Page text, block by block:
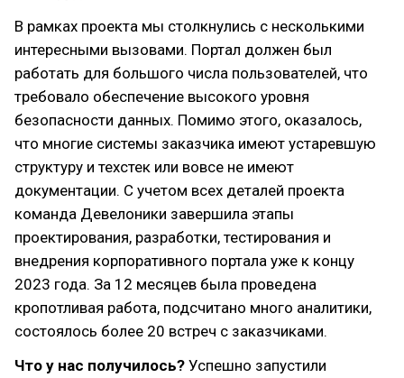
В рамках проекта мы столкнулись с несколькими
интересными вызовами. Портал должен был
работать для большого числа пользователей, что
требовало обеспечение высокого уровня
безопасности данных. Помимо этого, оказалось,
что многие системы заказчика имеют устаревшую
структуру и техстек или вовсе не имеют
документации. С учетом всех деталей проекта
команда Девелоники завершила этапы
проектирования, разработки, тестирования и
внедрения корпоративного портала уже к концу
2023 года. За 12 месяцев была проведена
кропотливая работа, подсчитано много аналитики,
состоялось более 20 встреч с заказчиками.
Что у нас получилось? Успешно запустили